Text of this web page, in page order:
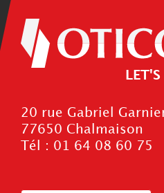
20 rue Gabriel
77650 Chalmaison
Tél : 01 64 08 60 75